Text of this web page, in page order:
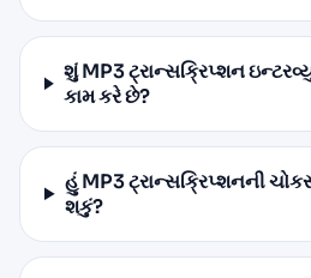
શું MP3 ટ્રાન્સક્રિપ્શન
કામ કરે છે?
હું MP3 ટ્રાન્સક્રિપ્શનની
શકું?